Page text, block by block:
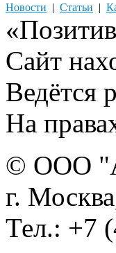
Новости | Статьи |
Сайт
Ведётся
На
© ООО
г.
Тел.: +7